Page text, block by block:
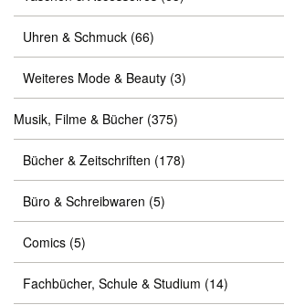
Uhren & Schmuck (66)
Weiteres Mode & Beauty (3)
Musik, Filme & Bücher (375)
Bücher & Zeitschriften (178)
Büro & Schreibwaren (5)
Comics (5)
Fachbücher, Schule & Studium (14)